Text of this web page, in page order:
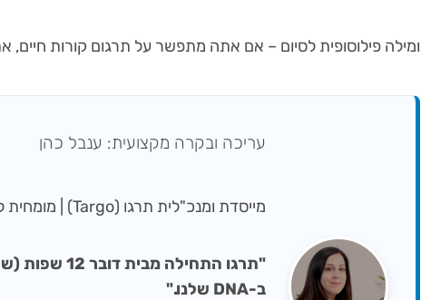
ומילה פילוסופית לסיום – אם אתה מתפשר על תרגום קורות
עריכה ובקרה מקצועית: ענבל כהן
מייסדת ומנכ"לית תרגו (Targo) | מומחית לניהול פרויקטים רב-לשוניים
"תרגו
ב-DNA שלנו."